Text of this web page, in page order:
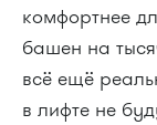
комфортнее
башен на
всё ещё
в лифте не